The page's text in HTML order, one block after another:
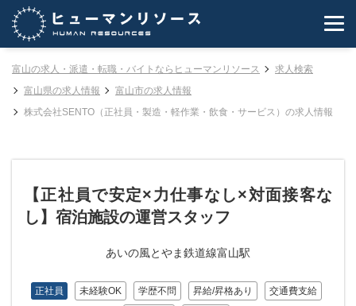
富山の求人・派遣・転職・バイトならヒューマンリソース
求人検索
富山県の求人情報
富山市の求人情報
株式会社SENTO（正社員・製造・軽作業・飲食・サービス）の求人情報
【正社員で安定×力仕事なし×対面接客な
し】宿泊施設の運営スタッフ
あいの風とやま鉄道線富山駅
正社員 未経験OK 学歴不問 昇給/昇格あり 交通費支給